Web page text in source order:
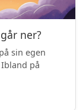
ner?
sin egen
på